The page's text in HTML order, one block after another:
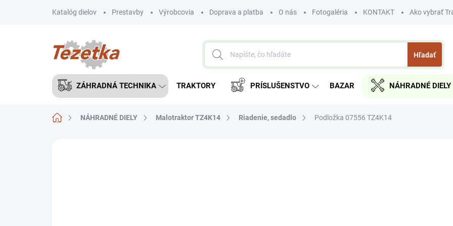
Katalóg dielov Prestavby Výrobcovia Doprava a platba O nás Fotogaléria KONTAKT Ako vybrať
Hľadať
ZÁHRADNÁ TECHNIKA TRAKTORY PRÍSLUŠENSTVO BAZAR NÁHRADNÉ DIELY
DomovNÁHRADNÉ DIELY Malotraktor TZ4K14 Riadenie, sedadlo Podložka 07556 TZ4K14